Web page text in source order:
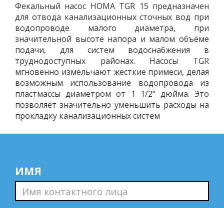
Фекальный насос HOMA TGR 15 предназначен
для отвода канализационных сточных вод при
водопроводе малого диаметра, при
значительной высоте напора и малом объёме
подачи, для систем водоснабжения в
труднодоступных районах. Насосы TGR
мгновенно измельчают жёсткие примеси, делая
возможным использование водопровода из
пластмассы диаметром от 1 1/2“ дюйма. Это
позволяет значительно уменьшить расходы на
прокладку канализационных систем
ИМЯ